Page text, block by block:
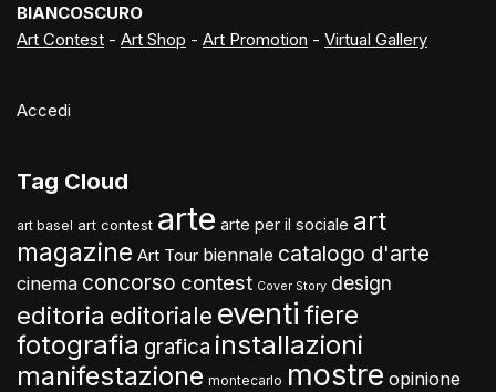
BIANCOSCURO
Art Contest - Art Shop - Art Promotion - Virtual Gallery
Accedi
Tag Cloud
art basel art contest arte arte per il sociale art
magazine Art Tour biennale catalogo d'arte
cinema concorso contest Cover Story design
editoria editoriale eventi fiere
fotografia grafica installazioni
manifestazione montecarlo mostre opinione